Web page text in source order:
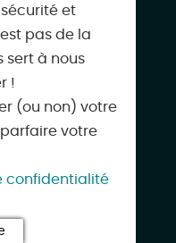
41
et
pas de la
sert à nous
!
(ou non) votre
votre
confidentialité